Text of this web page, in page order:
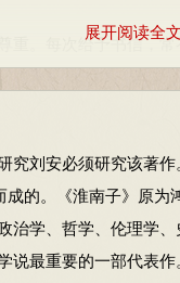
。每次给予书信，常
》，早上受诏，日食
。当时身任太尉的
行仁义，天下无人不
结交宾客，安抚百姓
，刘安上书劝谏，说
展开阅读全
刘安必须研究该著作
的。《淮南子》原为
学、哲学、伦理学
说最重要的一部代表